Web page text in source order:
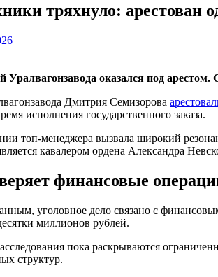
тряхнуло: арестован
|
Уралвагонзавода оказался под
Дмитрия Семизорова
исполнения государственного заказа.
топ-менеджера вызвала широкий
кавалером ордена Александра
финансовые
уголовное дело связано с
миллионов рублей.
пока раскрываются
структур.